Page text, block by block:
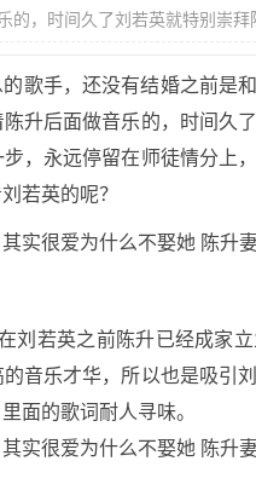
的，时间久了刘若英就特别崇
歌手，还没有结婚之前是
升后面做音乐的，时间久
，永远停留在师徒情分上
若英的呢？
刘若英之前陈升已经成家
音乐才华，所以也是吸引
面的歌词耐人寻味。